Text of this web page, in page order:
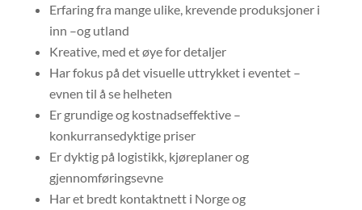
Erfaring fra mange ulike, krevende produksjoner i
inn –og utland
Kreative, med et øye for detaljer
Har fokus på det visuelle uttrykket i eventet –
evnen til å se helheten
Er grundige og kostnadseffektive –
konkurransedyktige priser
Er dyktig på logistikk, kjøreplaner og
gjennomføringsevne
Har et bredt kontaktnett i Norge og